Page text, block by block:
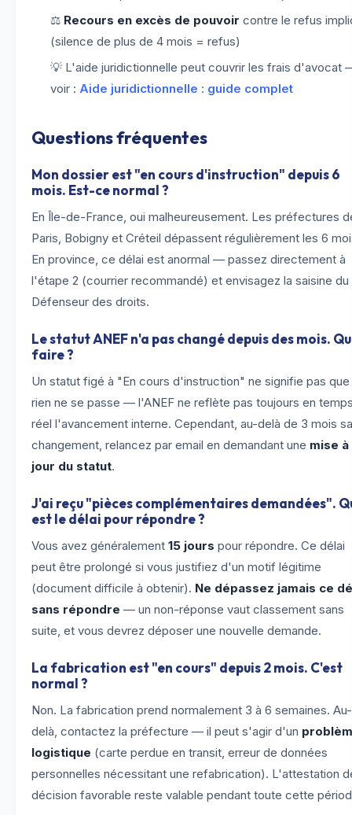
⚖️ Recours en excès de pouvoir contre le refus
(silence de plus de 4 mois = refus)
💡 L'aide juridictionnelle peut couvrir les frais d'avocat
voir : Aide juridictionnelle : guide complet
Questions fréquentes
Mon dossier est "en cours d'instruction" depuis 6
mois. Est-ce normal ?
En Île-de-France, oui malheureusement. Les préfectures
Paris, Bobigny et Créteil dépassent régulièrement les 6
En province, ce délai est anormal — passez directement à
l'étape 2 (courrier recommandé) et envisagez la saisine du
Défenseur des droits.
Le statut ANEF n'a pas changé depuis des mois.
faire ?
Un statut figé à "En cours d'instruction" ne signifie pas que
rien ne se passe — l'ANEF ne reflète pas toujours en
réel l'avancement interne. Cependant, au-delà de 3 mois
changement, relancez par email en demandant une mise à
jour du statut.
J'ai reçu "pièces complémentaires demandées".
est le délai pour répondre ?
Vous avez généralement 15 jours pour répondre. Ce délai
peut être prolongé si vous justifiez d'un motif légitime
(document difficile à obtenir). Ne dépassez jamais ce
sans répondre — un non-réponse vaut classement sans
suite, et vous devrez déposer une nouvelle demande.
La fabrication est "en cours" depuis 2 mois. C'est
normal ?
Non. La fabrication prend normalement 3 à 6 semaines. Au-
delà, contactez la préfecture — il peut s'agir d'un
logistique (carte perdue en transit, erreur de données
personnelles nécessitant une refabrication). L'attestation
décision favorable reste valable pendant toute cette